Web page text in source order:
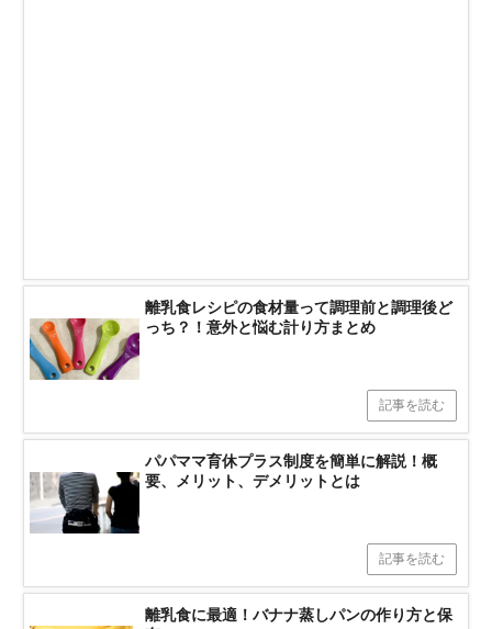
離乳食レシピの食材量って調理前と調理後ど
っち？！意外と悩む計り方まとめ
記事を読む
パパママ育休プラス制度を簡単に解説！概
要、メリット、デメリットとは
記事を読む
離乳食に最適！バナナ蒸しパンの作り方と保